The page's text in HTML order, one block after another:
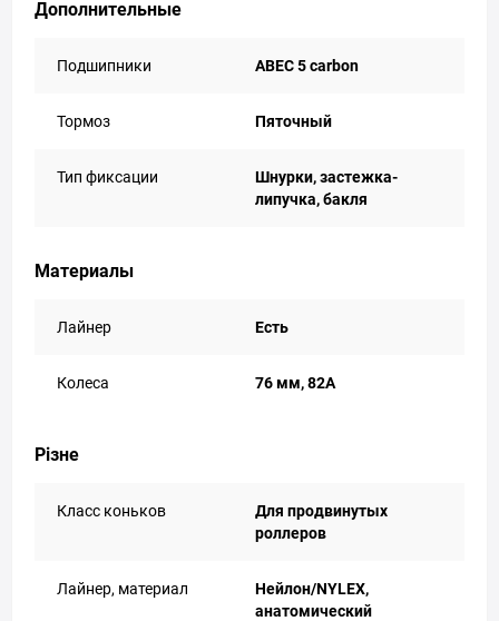
Дополнительные
Подшипники ABEC 5 carbon
Тормоз Пяточный
Тип фиксации
Шнурки, застежка-
липучка, бакля
Материалы
Лайнер Есть
Колеса 76 мм, 82A
Різне
Класс коньков
Для продвинутых
роллеров
Лайнер, материал
Нейлон/NYLEX,
анатомический